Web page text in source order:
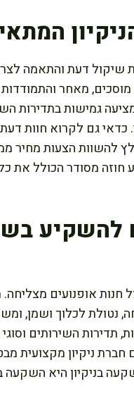
שיקול דעת והתאמה
מוסכים, מאחר
גמישות בתדירות
כדאי גם לקרוא חוות
להשוות הצעות מחיר
מסודר הכולל את
חנות אופנועים
נטולת לכלוך ושמן,
תדירות השירותים
ניקיון מקצועית
בניקיון היא השקעה